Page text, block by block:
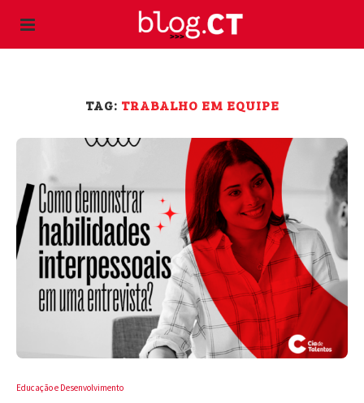
TAG: TRABALHO EM EQUIPE
Educação e Desenvolvimento